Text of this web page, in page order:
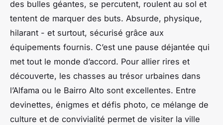
des bulles géantes, se percutent, roulent au sol et
tentent de marquer des buts. Absurde, physique,
hilarant - et surtout, sécurisé grâce aux
équipements fournis. C’est une pause déjantée qui
met tout le monde d’accord. Pour allier rires et
découverte, les chasses au trésor urbaines dans
l’Alfama ou le Bairro Alto sont excellentes. Entre
devinettes, énigmes et défis photo, ce mélange de
culture et de convivialité permet de visiter la ville